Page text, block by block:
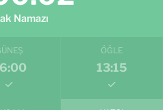
Namazı
ÖĞLE
13:15